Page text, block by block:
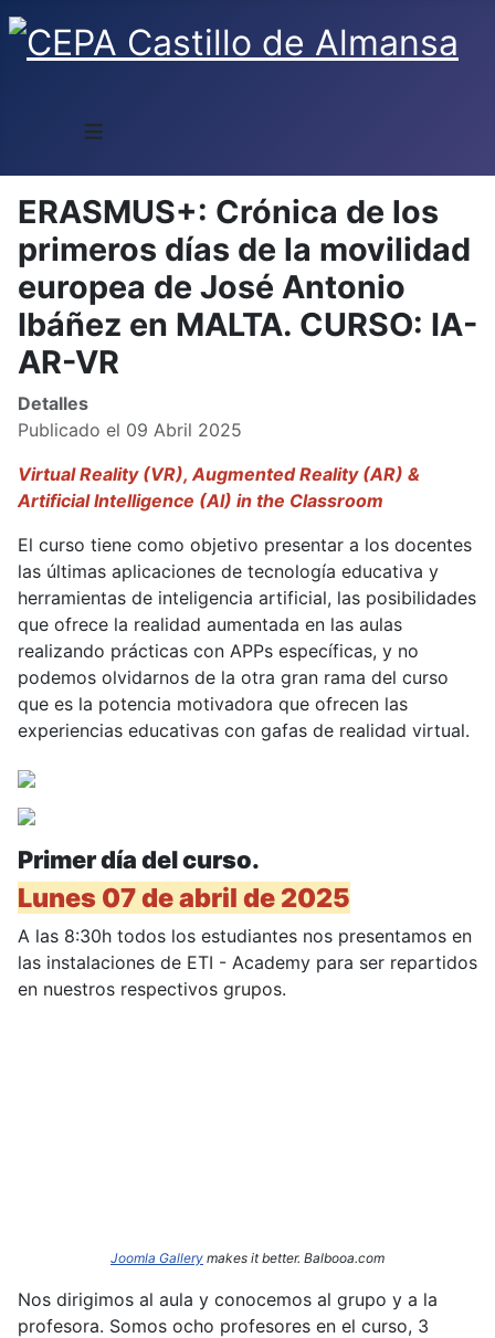
≡
ERASMUS+: Crónica de los
primeros días de la movilidad
europea de José Antonio
Ibáñez en MALTA. CURSO: IA-
AR-VR
Detalles
Publicado el 09 Abril 2025
Virtual Reality (VR), Augmented Reality (AR) &
Artificial Intelligence (AI) in the Classroom
El curso tiene como objetivo presentar a los docentes
las últimas aplicaciones de tecnología educativa y
herramientas de inteligencia artificial, las posibilidades
que ofrece la realidad aumentada en las aulas
realizando prácticas con APPs específicas, y no
podemos olvidarnos de la otra gran rama del curso
que es la potencia motivadora que ofrecen las
experiencias educativas con gafas de realidad virtual.
Primer día del curso.
Lunes 07 de abril de 2025
A las 8:30h todos los estudiantes nos presentamos en
las instalaciones de ETI - Academy para ser repartidos
en nuestros respectivos grupos.
Joomla Gallery makes it better. Balbooa.com
Nos dirigimos al aula y conocemos al grupo y a la
profesora. Somos ocho profesores en el curso, 3